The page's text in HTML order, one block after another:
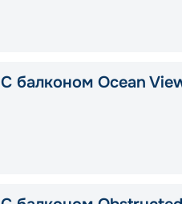
С балконом Ocean